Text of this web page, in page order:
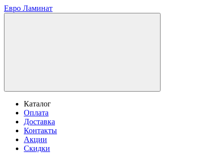
Евро Ламинат
Каталог
Оплата
Доставка
Контакты
Акции
Скидки